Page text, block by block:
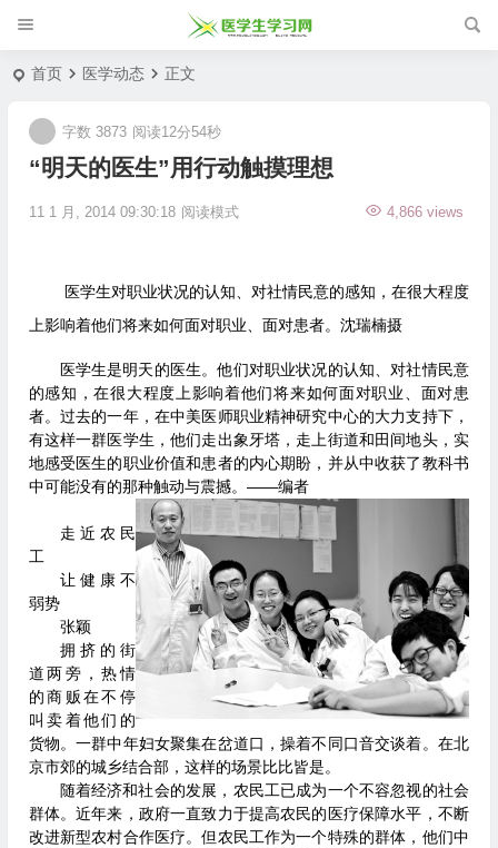
首页 医学动态 正文
“明天的医生”用行动触摸理想
11 1 月, 2014 09:30:18 4,866 views
字数 3873 阅读12分54秒
阅读模式
医学生对职业状况的认知、对社情民意的感知，在很大程度
上影响着他们将来如何面对职业、面对患者。沈瑞楠摄
医学生是明天的医生。他们对职业状况的认知、对社情民意
的感知，在很大程度上影响着他们将来如何面对职业、面对患
者。过去的一年，在中美医师职业精神研究中心的大力支持下，
有这样一群医学生，他们走出象牙塔，走上街道和田间地头，实
地感受医生的职业价值和患者的内心期盼，并从中收获了教科书
中可能没有的那种触动与震撼。——编者
走近农民
工
让健康不
弱势
张颖
拥挤的街
道两旁，热情
的商贩在不停
叫卖着他们的
货物。一群中年妇女聚集在岔道口，操着不同口音交谈着。在北
京市郊的城乡结合部，这样的场景比比皆是。
随着经济和社会的发展，农民工已成为一个不容忽视的社会
群体。近年来，政府一直致力于提高农民的医疗保障水平，不断
改进新型农村合作医疗。但农民工作为一个特殊的群体，他们中